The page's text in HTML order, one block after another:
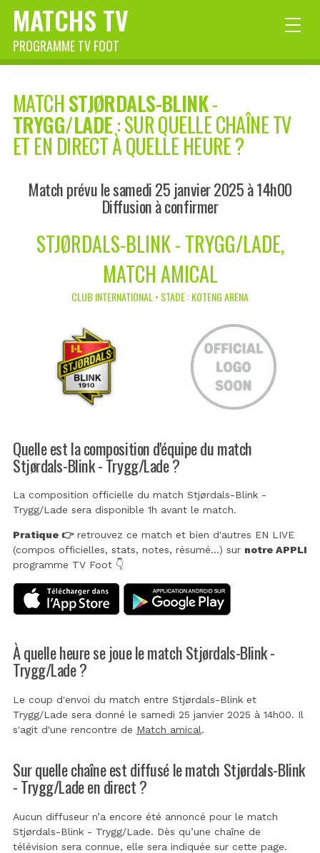
MATCHS TV
PROGRAMME TV FOOT
MATCHSTJØRDALS-BLINK-
TRYGG/LADE: SUR QUELLE CHAÎNE TV
ET EN DIRECT À QUELLE HEURE ?
Match prévu le samedi 25 janvier 2025 à 14h00
Diffusion à confirmer
STJØRDALS-BLINK - TRYGG/LADE,
MATCH AMICAL
CLUB INTERNATIONAL • STADE : KOTENG ARENA
Quelle est la composition d'équipe du match
Stjørdals-Blink - Trygg/Lade ?
La composition officielle du match Stjørdals-Blink -
Trygg/Lade sera disponible 1h avant le match.
Pratique 👉retrouvez ce match et bien d'autres EN LIVE
(compos officielles, stats, notes, résumé...) sur notre APPLI
programme TV Foot 👇
À quelle heure se joue le match Stjørdals-Blink -
Trygg/Lade ?
Le coup d'envoi du match entre Stjørdals-Blink et
Trygg/Lade sera donné le samedi 25 janvier 2025 à 14h00. Il
s'agit d'une rencontre de Match amical.
Sur quelle chaîne est diffusé le match Stjørdals-Blink
- Trygg/Lade en direct ?
Aucun diffuseur n’a encore été annoncé pour le match
Stjørdals-Blink - Trygg/Lade. Dès qu’une chaîne de
télévision sera connue, elle sera indiquée sur cette page.